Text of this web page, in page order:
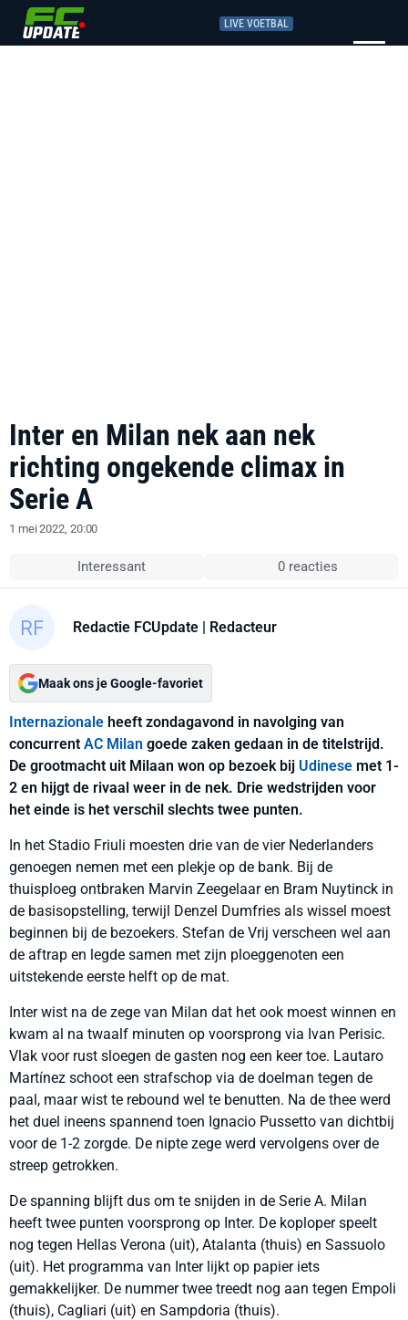
LIVE VOETBAL
Inter en Milan nek aan nek
richting ongekende climax in
Serie A
1 mei 2022, 20:00
Interessant 0 reacties
Redactie FCUpdate | Redacteur
Maak ons je Google-favoriet
Internazionale heeft zondagavond in navolging van
concurrent AC Milan goede zaken gedaan in de titelstrijd.
De grootmacht uit Milaan won op bezoek bij Udinese met 1-
2 en hijgt de rivaal weer in de nek. Drie wedstrijden voor
het einde is het verschil slechts twee punten.
In het Stadio Friuli moesten drie van de vier Nederlanders
genoegen nemen met een plekje op de bank. Bij de
thuisploeg ontbraken Marvin Zeegelaar en Bram Nuytinck in
de basisopstelling, terwijl Denzel Dumfries als wissel moest
beginnen bij de bezoekers. Stefan de Vrij verscheen wel aan
de aftrap en legde samen met zijn ploeggenoten een
uitstekende eerste helft op de mat.
Inter wist na de zege van Milan dat het ook moest winnen en
kwam al na twaalf minuten op voorsprong via Ivan Perisic.
Vlak voor rust sloegen de gasten nog een keer toe. Lautaro
Martínez schoot een strafschop via de doelman tegen de
paal, maar wist te rebound wel te benutten. Na de thee werd
het duel ineens spannend toen Ignacio Pussetto van dichtbij
voor de 1-2 zorgde. De nipte zege werd vervolgens over de
streep getrokken.
De spanning blijft dus om te snijden in de Serie A. Milan
heeft twee punten voorsprong op Inter. De koploper speelt
nog tegen Hellas Verona (uit), Atalanta (thuis) en Sassuolo
(uit). Het programma van Inter lijkt op papier iets
gemakkelijker. De nummer twee treedt nog aan tegen Empoli
(thuis), Cagliari (uit) en Sampdoria (thuis).